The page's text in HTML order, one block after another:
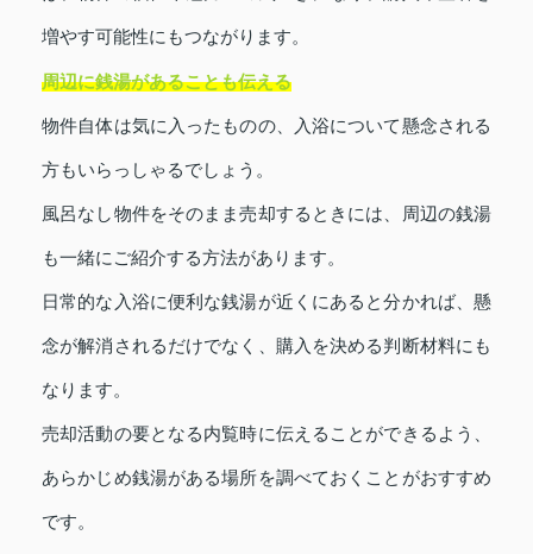
増やす可能性にもつながります。
周辺に銭湯があることも伝える
物件自体は気に入ったものの、入浴について懸念される
方もいらっしゃるでしょう。
風呂なし物件をそのまま売却するときには、周辺の銭湯
も一緒にご紹介する方法があります。
日常的な入浴に便利な銭湯が近くにあると分かれば、懸
念が解消されるだけでなく、購入を決める判断材料にも
なります。
売却活動の要となる内覧時に伝えることができるよう、
あらかじめ銭湯がある場所を調べておくことがおすすめ
です。